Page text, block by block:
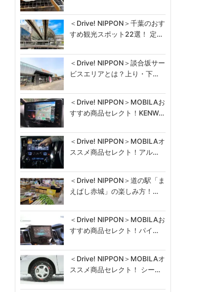
＜Drive! NIPPON＞千葉のおす
すめ観光スポット22選！ 定…
＜Drive! NIPPON＞談合坂サー
ビスエリアとは？上り・下…
＜Drive! NIPPON＞MOBILAお
すすめ商品セレクト！KENW…
＜Drive! NIPPON＞MOBILAオ
ススメ商品セレクト！アル…
＜Drive! NIPPON＞道の駅「ま
えばし赤城」の楽しみ方！…
＜Drive! NIPPON＞MOBILAお
すすめ商品セレクト！パイ…
＜Drive! NIPPON＞MOBILAオ
ススメ商品セレクト！ シー…